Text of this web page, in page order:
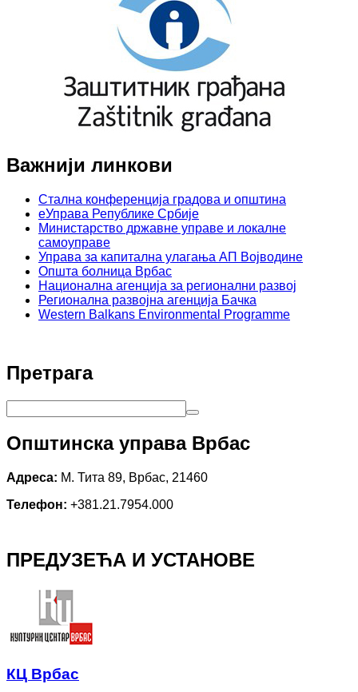
Важнији линкови
Стална конференција градова и општина
еУправа Републике Србије
Министарство државне управе и локалне
самоуправе
Управа за капитална улагања АП Војводине
Општа болница Врбас
Национална агенција за регионални развој
Регионална развојна агенција Бачка
Western Balkans Environmental Programme
Претрага
Општинска управа Врбас
Адреса: М. Тита 89, Врбас, 21460
Телефон: +381.21.7954.000
ПРЕДУЗЕЋА И УСТАНОВЕ
КЦ Врбас